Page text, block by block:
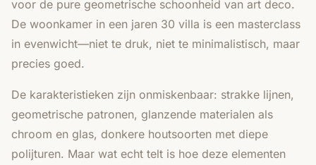
voor de pure geometrische schoonheid van art deco.
De woonkamer in een jaren 30 villa is een masterclass
in evenwicht—niet te druk, niet te minimalistisch, maar
precies goed.
De karakteristieken zijn onmiskenbaar: strakke lijnen,
geometrische patronen, glanzende materialen als
chroom en glas, donkere houtsoorten met diepe
polijturen. Maar wat echt telt is hoe deze elementen